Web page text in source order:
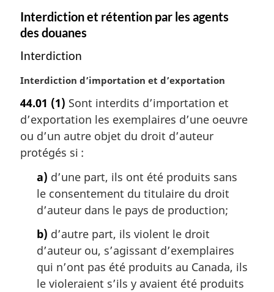
Interdiction et rétention par les agents
des douanes
Interdiction
N
t
e
m
a
r
Interdiction d’importation et d’exportation
44.01 (1) Sont interdits d’importation et
d’exportation les exemplaires d’une oeuvre
ou d’un autre objet du droit d’auteur
protégés si :
a) d’une part, ils ont été produits sans
le consentement du titulaire du droit
d’auteur dans le pays de production;
b) d’autre part, ils violent le droit
d’auteur ou, s’agissant d’exemplaires
qui n’ont pas été produits au Canada, ils
le violeraient s’ils y avaient été produits